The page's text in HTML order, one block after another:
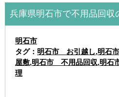
兵庫県明石市で不用品回収
明石市
タグ： 明石市 お引越し,明石
屋敷,明石市 不用品回収,明石
理